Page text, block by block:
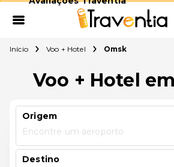
Início Voo + Hotel Omsk
Voo + Hotel
Origem
Encontre um aeroporto
Destino